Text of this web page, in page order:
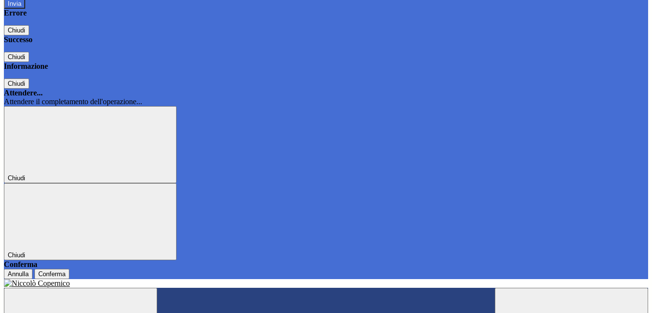
Errore
Chiudi
Successo
Chiudi
Informazione
Chiudi
Attendere...
Attendere il completamento dell'operazione...
Chiudi
Chiudi
Conferma
Annulla Conferma